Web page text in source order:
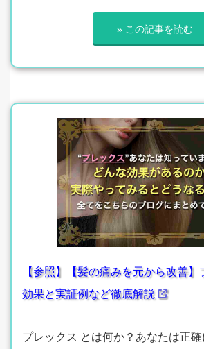
» この記事を読む
【参照】【髪の痛みを元から改善
効果と実証例など徹底解説
プレックス とは何か？あなたは正